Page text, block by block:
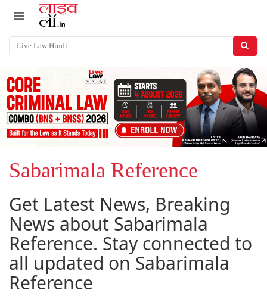
Sabarimala Reference
Get Latest News, Breaking
News about Sabarimala
Reference. Stay connected to
all updated on Sabarimala
Reference